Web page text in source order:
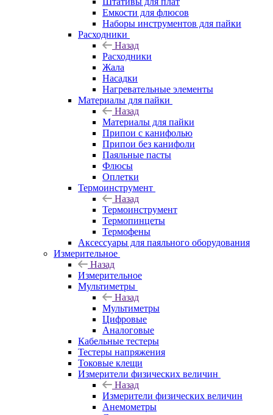
Емкости для флюсов
Наборы инструментов для пайки
Расходники
Назад
Расходники
Жала
Насадки
Нагревательные элементы
Материалы для пайки
Назад
Материалы для пайки
Припои с канифолью
Припои без канифоли
Паяльные пасты
Флюсы
Оплетки
Термоинструмент
Назад
Термоинструмент
Термопинцеты
Термофены
Аксессуары для паяльного оборудования
Измерительное
Назад
Измерительное
Мультиметры
Назад
Мультиметры
Цифровые
Аналоговые
Кабельные тестеры
Тестеры напряжения
Токовые клещи
Измерители физических величин
Назад
Измерители физических величин
Анемометры